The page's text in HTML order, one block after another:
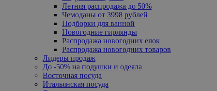
Летняя распродажа до 50%
Чемоданы от 3998 рублей
Подборки для ванной
Новогодние гирлянды
Распродажа новогодних елок
Распродажа новогодних товаров
Лидеры продаж
До -50% на подушки и одеяла
Восточная посуда
Итальянская посуда